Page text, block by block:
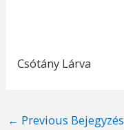
Csótány Lárva
Post
← Previous Bejegyzés